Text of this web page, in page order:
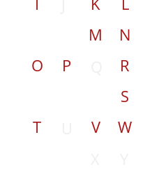
M
N
O
P
R
S
T
V
W